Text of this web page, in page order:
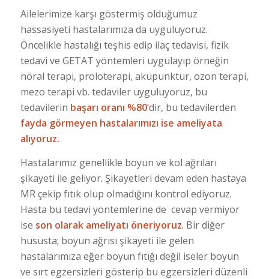
Ailelerimize karşı göstermiş olduğumuz
hassasiyeti hastalarımıza da uyguluyoruz.
Öncelikle hastalığı teşhis edip ilaç tedavisi, fizik
tedavi ve GETAT yöntemleri uygulayıp örneğin
nöral terapi, proloterapi, akupunktur, ozon terapi,
mezo terapi vb. tedaviler uyguluyoruz, bu
tedavilerin başarı oranı %80‘dir, bu tedavilerden
fayda görmeyen hastalarımızı ise ameliyata
alıyoruz.
Hastalarımız genellikle boyun ve kol ağrıları
şikayeti ile geliyor. Şikayetleri devam eden hastaya
MR çekip fıtık olup olmadığını kontrol ediyoruz.
Hasta bu tedavi yöntemlerine de cevap vermiyor
ise son olarak ameliyatı öneriyoruz. Bir diğer
hususta; boyun ağrısı şikayeti ile gelen
hastalarımıza eğer boyun fıtığı değil iseler boyun
ve sırt egzersizleri gösterip bu egzersizleri düzenli